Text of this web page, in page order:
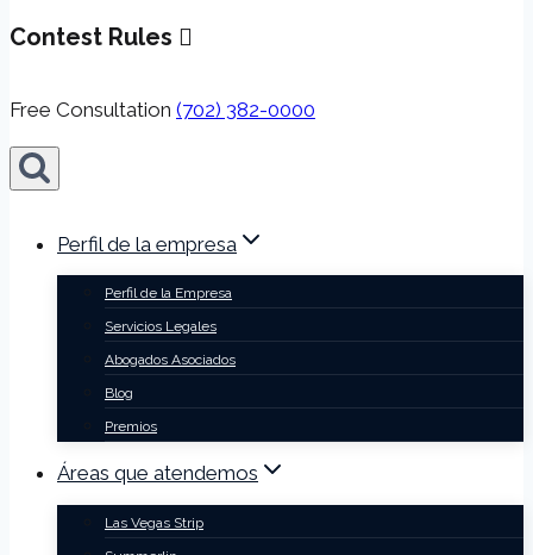
Contest Rules
Free Consultation (702) 382-0000
Perfil de la empresa
Perfil de la Empresa
Servicios Legales
Abogados Asociados
Blog
Premios
Áreas que atendemos
Las Vegas Strip